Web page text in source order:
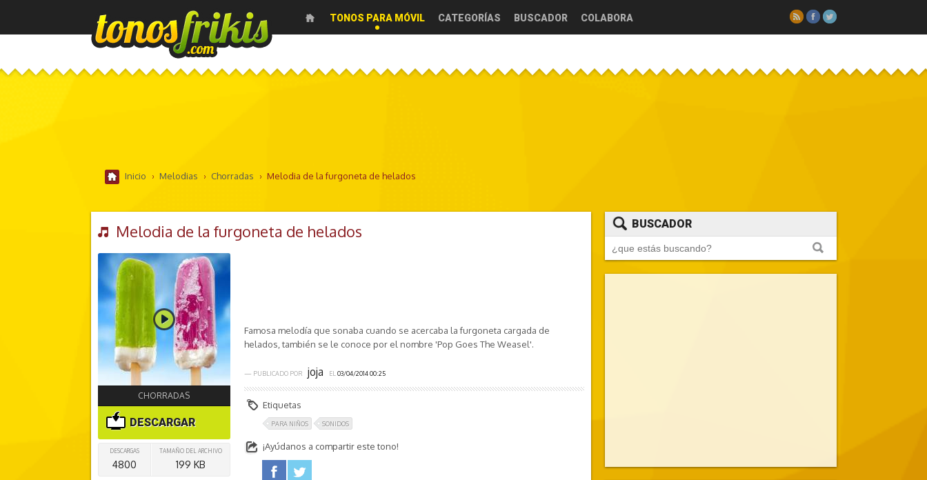
TONOS PARA MÓVIL CATEGORÍAS BUSCADOR COLABORA
Inicio › Melodias › Chorradas › Melodia de la furgoneta de helados
Melodia de la furgoneta de helados
CHORRADAS
DESCARGAR
DESCARGAS
4800
TAMAÑO DEL ARCHIVO
199 KB
Famosa melodía que sonaba cuando se acercaba la furgoneta cargada de
helados, también se le conoce por el nombre 'Pop Goes The Weasel'.
— PUBLICADO POR joja EL 03/04/2014 00:25
Etiquetas
PARA NIÑOS SONIDOS
¡Ayúdanos a compartir este tono!
facebook
BUSCADOR